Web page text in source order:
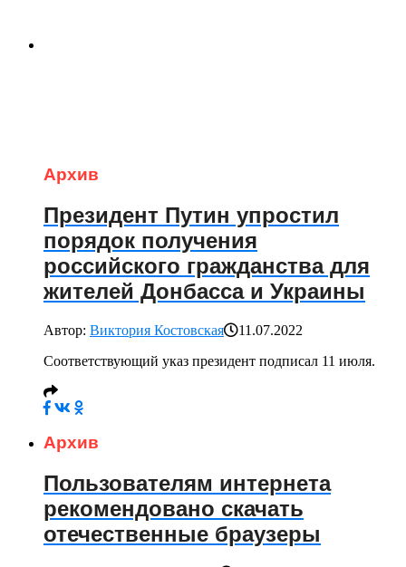
Архив
Президент Путин упростил
порядок получения
российского гражданства для
жителей Донбасса и Украины
Автор: Виктория Костовская
11.07.2022
Соответствующий указ президент подписал 11 июля.
Архив
Пользователям интернета
рекомендовано скачать
отечественные браузеры